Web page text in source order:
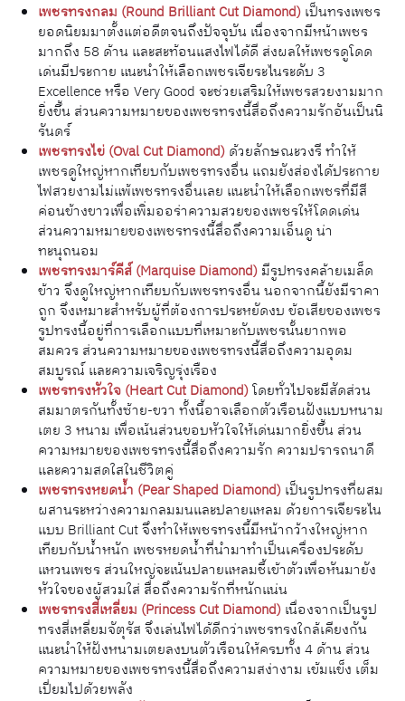
เพชรทรงกลม (Round Brilliant Cut Diamond) เป็นทรงเพชร
ยอดนิยมมาตั้งแต่อดีตจนถึงปัจจุบัน เนื่องจากมีหน้าเพชร
มากถึง 58 ด้าน และสะท้อนแสงไฟได้ดี ส่งผลให้เพชรดูโดด
เด่นมีประกาย แนะนำให้เลือกเพชรเจียระไนระดับ 3
Excellence หรือ Very Good จะช่วยเสริมให้เพชรสวยงามมาก
ยิ่งขึ้น ส่วนความหมายของเพชรทรงนี้สื่อถึงความรักอันเป็นนิ
รันดร์
เพชรทรงไข่ (Oval Cut Diamond) ด้วยลักษณะวงรี ทำให้
เพชรดูใหญ่หากเทียบกับเพชรทรงอื่น แถมยังส่องได้ประกาย
ไฟสวยงามไม่แพ้เพชรทรงอื่นเลย แนะนำให้เลือกเพชรที่มีสี
ค่อนข้างขาวเพื่อเพิ่มออร่าความสวยของเพชรให้โดดเด่น
ส่วนความหมายของเพชรทรงนี้สื่อถึงความเอ็นดู น่า
ทะนุถนอม
เพชรทรงมาร์คีส์ (Marquise Diamond) มีรูปทรงคล้ายเมล็ด
ข้าว จึงดูใหญ่หากเทียบกับเพชรทรงอื่น นอกจากนี้ยังมีราคา
ถูก จึงเหมาะสำหรับผู้ที่ต้องการประหยัดงบ ข้อเสียของเพชร
รูปทรงนี้อยู่ที่การเลือกแบบที่เหมาะกับเพชรนั้นยากพอ
สมควร ส่วนความหมายของเพชรทรงนี้สื่อถึงความอุดม
สมบูรณ์ และความเจริญรุ่งเรือง
เพชรทรงหัวใจ (Heart Cut Diamond)โดยทั่วไปจะมีสัดส่วน
สมมาตรกันทั้งซ้าย-ขวา ทั้งนี้อาจเลือกตัวเรือนฝังแบบหนาม
เตย 3 หนาม เพื่อเน้นส่วนขอบหัวใจให้เด่นมากยิ่งขึ้น ส่วน
ความหมายของเพชรทรงนี้สื่อถึงความรัก ความปรารถนาดี
และความสดใสในชีวิตคู่
เพชรทรงหยดน้ำ (Pear Shaped Diamond) เป็นรูปทรงที่ผสม
ผสานระหว่างความกลมมนและปลายแหลม ด้วยการเจียระไน
แบบ Brilliant Cut จึงทำให้เพชรทรงนี้มีหน้ากว้างใหญ่หาก
เทียบกับน้ำหนัก เพชรหยดน้ำที่นำมาทำเป็นเครื่องประดับ
แหวนเพชร ส่วนใหญ่จะเน้นปลายแหลมชี้เข้าตัวเพื่อหันมายัง
หัวใจของผู้สวมใส่ สื่อถึงความรักที่หนักแน่น
เพชรทรงสี่เหลี่ยม (Princess Cut Diamond) เนื่องจากเป็นรูป
ทรงสี่เหลี่ยมจัตุรัส จึงเล่นไฟได้ดีกว่าเพชรทรงใกล้เคียงกัน
แนะนำให้ฝังหนามเตยลงบนตัวเรือนให้ครบทั้ง 4 ด้าน ส่วน
ความหมายของเพชรทรงนี้สื่อถึงความสง่างาม เข้มแข็ง เต็ม
เปี่ยมไปด้วยพลัง